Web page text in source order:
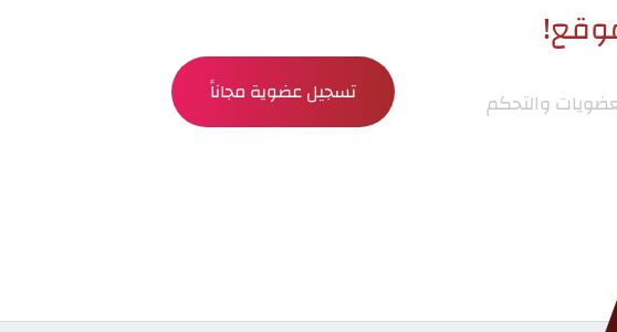
والتحكم
تسجيل عضوية مجاناً